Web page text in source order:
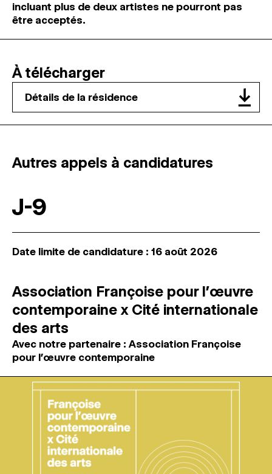
incluant plus de deux artistes ne pourront pas
être acceptés.
À télécharger
Détails de la résidence
Autres appels à candidatures
J-9
Date limite de candidature : 16 août 2026
Association Françoise pour l’œuvre
contemporaine x Cité internationale
des arts
Avec notre partenaire : Association Françoise
pour l’œuvre contemporaine